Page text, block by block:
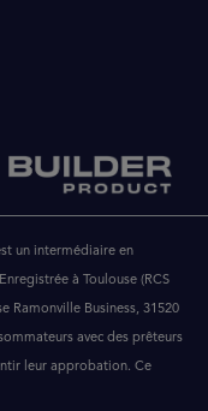
un intermédiaire en
à Toulouse (RCS
Ramonville Business, 31520
avec des prêteurs
leur approbation. Ce